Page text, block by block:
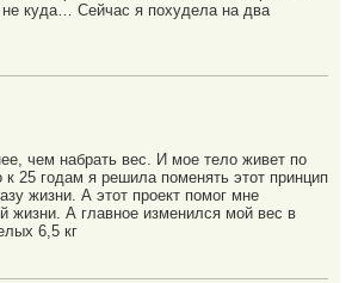
куда… Сейчас я похудела на два
чем набрать вес. И мое тело живет по
25 годам я решила поменять этот принцип
жизни. А этот проект помог мне
жизни. А главное изменился мой вес в
6,5 кг